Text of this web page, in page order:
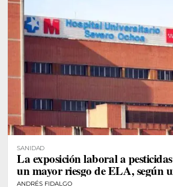
SANIDAD
La exposición laboral a
un mayor riesgo de ELA, según
ANDRÉS FIDALGO